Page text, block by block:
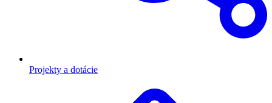
Projekty a dotácie